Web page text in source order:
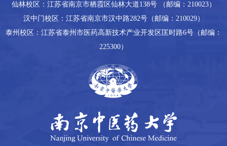
仙林校区：江苏省南京市栖霞区仙林大道138号 （邮编：210023）
汉中门校区：江苏省南京市汉中路282号（邮编：210029）
泰州校区：江苏省泰州市医药高新技术产业开发区匡时路6号（邮编：
225300）